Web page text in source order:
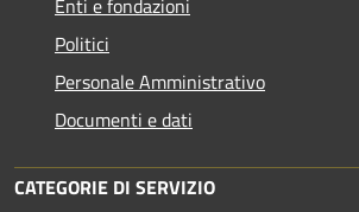
Enti e fondazioni
Politici
Personale Amministrativo
Documenti e dati
CATEGORIE DI SERVIZIO